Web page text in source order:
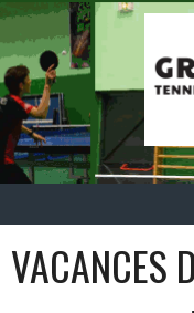
Aller
au
contenu
VACANCES